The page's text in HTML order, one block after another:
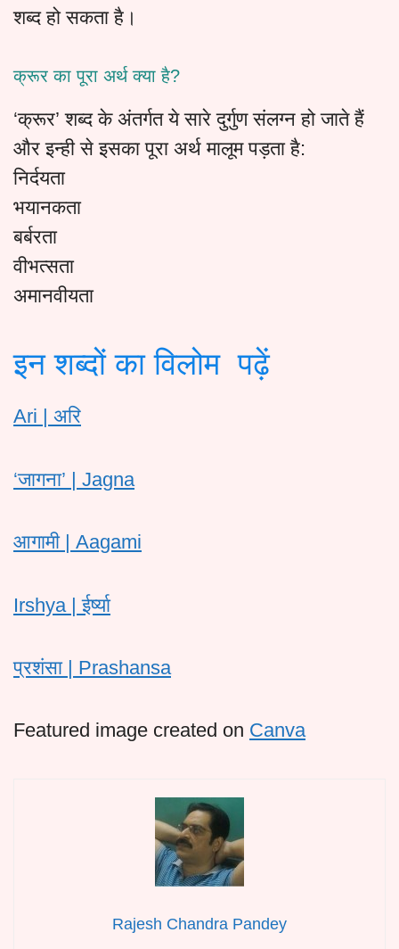
शब्द हो सकता है।
क्रूर का पूरा अर्थ क्या है?
‘क्रूर’ शब्द के अंतर्गत ये सारे दुर्गुण संलग्न हो जाते हैं
और इन्ही से इसका पूरा अर्थ मालूम पड़ता है:
निर्दयता
भयानकता
बर्बरता
वीभत्सता
अमानवीयता
इन शब्दों का विलोम पढ़ें
Ari | अरि
‘जागना’ | Jagna
आगामी | Aagami
Irshya | ईर्ष्या
प्रशंसा | Prashansa
Featured image created on Canva
Rajesh Chandra Pandey